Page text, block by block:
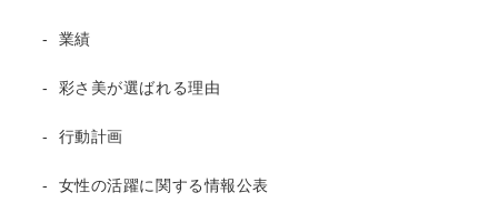
業績
彩さ美が選ばれる理由
行動計画
女性の活躍に関する情報公表